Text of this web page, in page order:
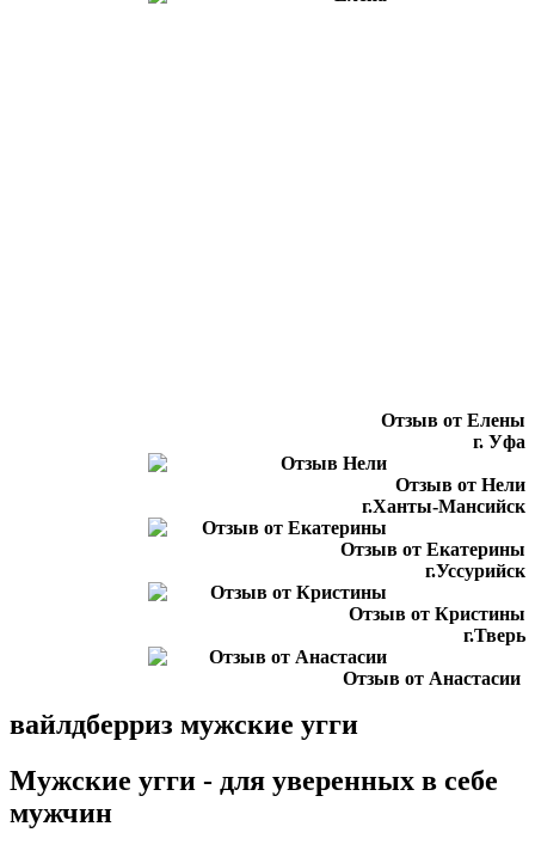
Отзыв от Елены
г. Уфа
Отзыв от Нели
г.Ханты-Мансийск
Отзыв от Екатерины
г.Уссурийск
Отзыв от Кристины
г.Тверь
Отзыв от Анастасии
г.Барнаул
вайлдберриз мужские угги
Мужские угги - для уверенных в себе
мужчин